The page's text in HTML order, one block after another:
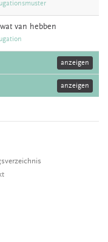
van hebben
anzeigen
anzeigen